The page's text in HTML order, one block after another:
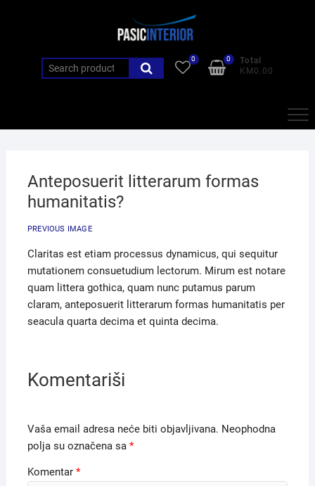
Search
for:
0
Total
KM0.00
0
Anteposuerit litterarum formas
humanitatis?
PREVIOUS IMAGE
Claritas est etiam processus dynamicus, qui sequitur
mutationem consuetudium lectorum. Mirum est notare
quam littera gothica, quam nunc putamus parum
claram, anteposuerit litterarum formas humanitatis per
seacula quarta decima et quinta decima.
Komentariši
Vaša email adresa neće biti objavljivana. Neophodna
polja su označena sa *
Komentar *